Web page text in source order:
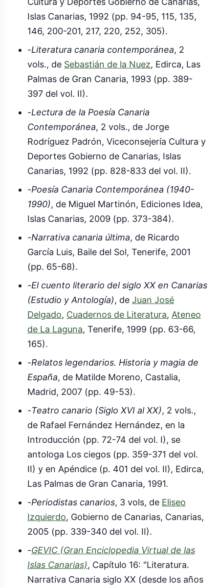
Islas Canarias, 1992 (pp. 94-95, 115, 135,
146, 200-201, 217, 220, 252, 305).
-Literatura canaria contemporánea, 2
vols., de Sebastián de la Nuez, Edirca, Las
Palmas de Gran Canaria, 1993 (pp. 389-
397 del vol. II).
-Lectura de la Poesía Canaria
Contemporánea, 2 vols., de Jorge
Rodríguez Padrón, Viceconsejería Cultura y
Deportes Gobierno de Canarias, Islas
Canarias, 1992 (pp. 828-833 del vol. II).
-Poesía Canaria Contemporánea (1940-
1990), de Miguel Martinón, Ediciones Idea,
Islas Canarias, 2009 (pp. 373-384).
-Narrativa canaria última, de Ricardo
García Luis, Baile del Sol, Tenerife, 2001
(pp. 65-68).
-El cuento literario del siglo XX en Canarias
(Estudio y Antología), de Juan José
Delgado, Cuadernos de Literatura, Ateneo
de La Laguna, Tenerife, 1999 (pp. 63-66,
165).
-Relatos legendarios. Historia y magia de
España, de Matilde Moreno, Castalia,
Madrid, 2007 (pp. 49-53).
-Teatro canario (Siglo XVI al XX), 2 vols.,
de Rafael Fernández Hernández, en la
Introducción (pp. 72-74 del vol. I), se
antologa Los ciegos (pp. 359-371 del vol.
II) y en Apéndice (p. 401 del vol. II), Edirca,
Las Palmas de Gran Canaria, 1991.
-Periodistas canarios, 3 vols, de Eliseo
Izquierdo, Gobierno de Canarias, Canarias,
2005 (pp. 339-340 del vol. II).
-GEVIC (Gran Enciclopedia Virtual de las
Islas Canarias), Capítulo 16: "Literatura.
Narrativa Canaria siglo XX (desde los años